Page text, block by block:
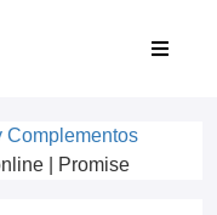
Complementos
| Promise